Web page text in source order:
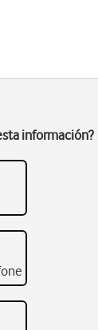
información?